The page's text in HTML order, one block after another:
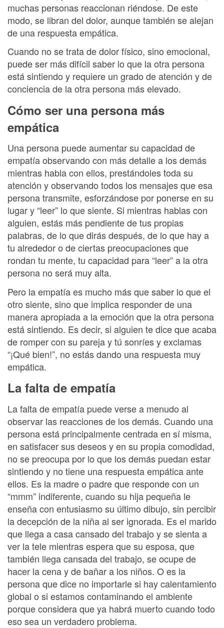
muchas personas reaccionan riéndose. De este
modo, se libran del dolor, aunque también se alejan
de una respuesta empática.
Cuando no se trata de dolor físico, sino emocional,
puede ser más difícil saber lo que la otra persona
está sintiendo y requiere un grado de atención y de
conciencia de la otra persona más elevado.
Cómo ser una persona más
empática
Una persona puede aumentar su capacidad de
empatía observando con más detalle a los demás
mientras habla con ellos, prestándoles toda su
atención y observando todos los mensajes que esa
persona transmite, esforzándose por ponerse en su
lugar y “leer” lo que siente. Si mientras hablas con
alguien, estás más pendiente de tus propias
palabras, de lo que dirás después, de lo que hay a
tu alrededor o de ciertas preocupaciones que
rondan tu mente, tu capacidad para “leer” a la otra
persona no será muy alta.
Pero la empatía es mucho más que saber lo que el
otro siente, sino que implica responder de una
manera apropiada a la emoción que la otra persona
está sintiendo. Es decir, si alguien te dice que acaba
de romper con su pareja y tú sonríes y exclamas
“¡Qué bien!”, no estás dando una respuesta muy
empática.
La falta de empatía
La falta de empatía puede verse a menudo al
observar las reacciones de los demás. Cuando una
persona está principalmente centrada en sí misma,
en satisfacer sus deseos y en su propia comodidad,
no se preocupa por lo que los demás puedan estar
sintiendo y no tiene una respuesta empática ante
ellos. Es la madre o padre que responde con un
“mmm” indiferente, cuando su hija pequeña le
enseña con entusiasmo su último dibujo, sin percibir
la decepción de la niña al ser ignorada. Es el marido
que llega a casa cansado del trabajo y se sienta a
ver la tele mientras espera que su esposa, que
también llega cansada del trabajo, se ocupe de
hacer la cena y de bañar a los niños. O es la
persona que dice no importarle si hay calentamiento
global o si estamos contaminando el ambiente
porque considera que ya habrá muerto cuando todo
eso sea un verdadero problema.